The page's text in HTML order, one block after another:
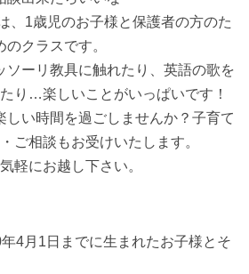
、1歳児のお子様と保護者の方のた
のクラスです。
ソーリ教具に触れたり、英語の歌を
り…楽しいことがいっぱいです！
しい時間を過ごしませんか？子育て
ご相談もお受けいたします。
軽にお越し下さい。
4月1日までに生まれたお子様とそ